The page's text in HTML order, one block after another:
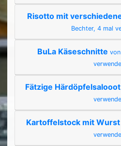
Risotto mit
Bechter, 4 mal
BuLa Käseschnitte
Fätzige Härdöpfelsalooot
Kartoffelstock mit Wurst